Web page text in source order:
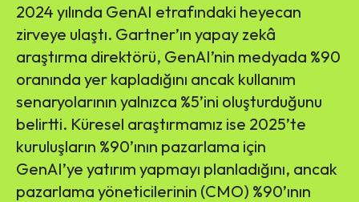
2024 yılında GenAI etrafındaki heyecan
zirveye ulaştı. Gartner’ın yapay zekâ
araştırma direktörü, GenAI’nin medyada %90
oranında yer kapladığını ancak kullanım
senaryolarının yalnızca %5’ini oluşturduğunu
belirtti. Küresel araştırmamız ise 2025’te
kuruluşların %90’ının pazarlama için
GenAI’ye yatırım yapmayı planladığını, ancak
pazarlama yöneticilerinin (CMO) %90’ının